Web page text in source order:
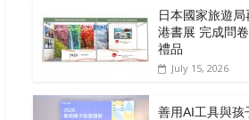
日本國家旅遊
港書展 完成問
禮品
July 15, 2026
善用AI工具與孩